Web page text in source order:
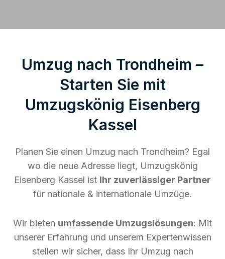
Umzug nach Trondheim –
Starten Sie mit
Umzugskönig Eisenberg
Kassel
Planen Sie einen Umzug nach Trondheim? Egal
wo die neue Adresse liegt, Umzugskönig
Eisenberg Kassel ist Ihr zuverlässiger Partner
für nationale & internationale Umzüge.
Wir bieten umfassende Umzugslösungen: Mit
unserer Erfahrung und unserem Expertenwissen
stellen wir sicher, dass Ihr Umzug nach